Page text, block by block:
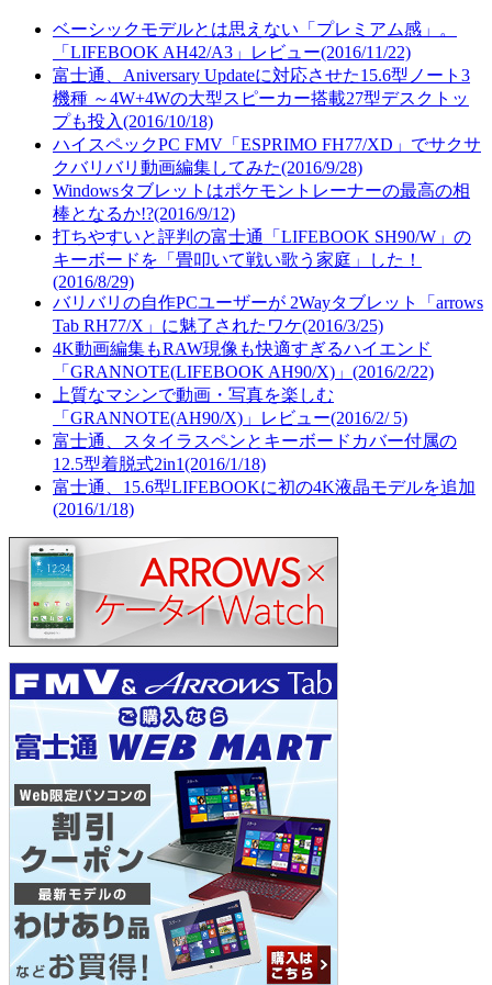
ベーシックモデルとは思えない「プレミアム感」。
「LIFEBOOK AH42/A3」レビュー(2016/11/22)
富士通、Aniversary Updateに対応させた15.6型ノート3
機種 ～4W+4Wの大型スピーカー搭載27型デスクトッ
プも投入(2016/10/18)
ハイスペックPC FMV「ESPRIMO FH77/XD」でサクサ
クバリバリ動画編集してみた(2016/9/28)
Windowsタブレットはポケモントレーナーの最高の相
棒となるか!?(2016/9/12)
打ちやすいと評判の富士通「LIFEBOOK SH90/W」の
キーボードを「畳叩いて戦い歌う家庭」した！
(2016/8/29)
バリバリの自作PCユーザーが 2Wayタブレット「arrows
Tab RH77/X」に魅了されたワケ(2016/3/25)
4K動画編集もRAW現像も快適すぎるハイエンド
「GRANNOTE(LIFEBOOK AH90/X)」(2016/2/22)
上質なマシンで動画・写真を楽しむ
「GRANNOTE(AH90/X)」レビュー(2016/2/ 5)
富士通、スタイラスペンとキーボードカバー付属の
12.5型着脱式2in1(2016/1/18)
富士通、15.6型LIFEBOOKに初の4K液晶モデルを追加
(2016/1/18)